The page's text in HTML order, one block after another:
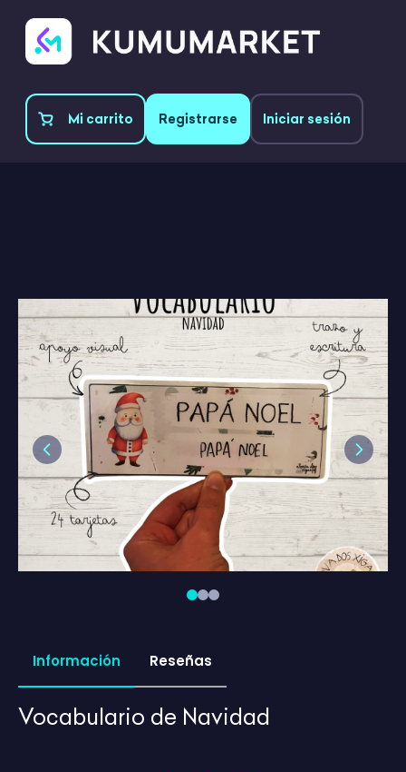
Mi carrito Registrarse Iniciar sesión
Previous Next
Información Reseñas
Vocabulario de Navidad